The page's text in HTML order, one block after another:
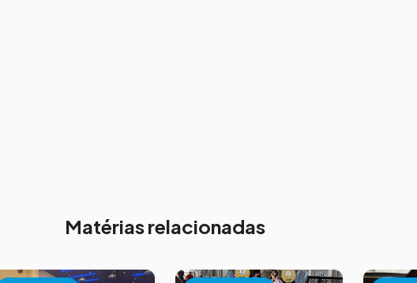
Matérias relacionadas